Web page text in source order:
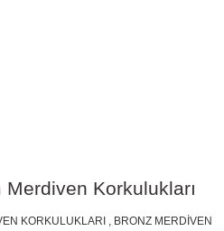
Korkulukları
KORKULUKLARI , BRONZ MERDIVEN